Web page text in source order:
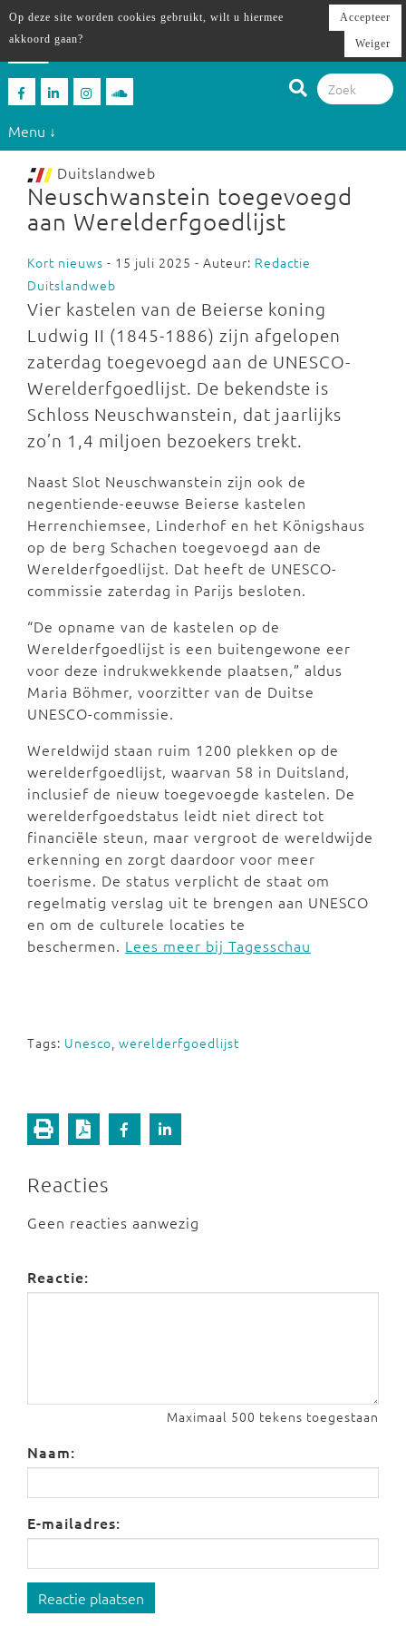
Menu ↓
Duitslandweb
Neuschwanstein toegevoegd
aan Werelderfgoedlijst
Kort nieuws - 15 juli 2025 - Auteur: Redactie
Duitslandweb
Vier kastelen van de Beierse koning
Ludwig II (1845-1886) zijn afgelopen
zaterdag toegevoegd aan de UNESCO-
Werelderfgoedlijst. De bekendste is
Schloss Neuschwanstein, dat jaarlijks
zo’n 1,4 miljoen bezoekers trekt.
Naast Slot Neuschwanstein zijn ook de
negentiende-eeuwse Beierse kastelen
Herrenchiemsee, Linderhof en het Königshaus
op de berg Schachen toegevoegd aan de
Werelderfgoedlijst. Dat heeft de UNESCO-
commissie zaterdag in Parijs besloten.
“De opname van de kastelen op de
Werelderfgoedlijst is een buitengewone eer
voor deze indrukwekkende plaatsen,” aldus
Maria Böhmer, voorzitter van de Duitse
UNESCO-commissie.
Wereldwijd staan ruim 1200 plekken op de
werelderfgoedlijst, waarvan 58 in Duitsland,
inclusief de nieuw toegevoegde kastelen. De
werelderfgoedstatus leidt niet direct tot
financiële steun, maar vergroot de wereldwijde
erkenning en zorgt daardoor voor meer
toerisme. De status verplicht de staat om
regelmatig verslag uit te brengen aan UNESCO
en om de culturele locaties te
beschermen. Lees meer bij Tagesschau
Tags: Unesco, werelderfgoedlijst
Reacties
Geen reacties aanwezig
Reactie:
Maximaal 500 tekens toegestaan
Naam:
E-mailadres:
Reactie plaatsen
Op deze site worden cookies gebruikt, wilt u hiermee
akkoord gaan?
Accepteer
Weiger